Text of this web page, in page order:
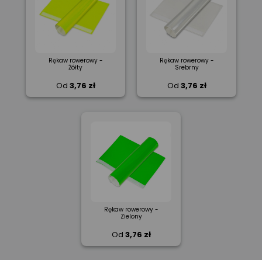
Rękaw rowerowy -
Żółty
Od 3,76 zł
Rękaw rowerowy -
Srebrny
Od 3,76 zł
Rękaw rowerowy -
Zielony
Od 3,76 zł